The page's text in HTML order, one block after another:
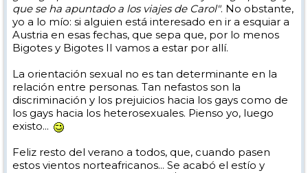
que se ha apuntado a los viajes de Carol". No obstante,
yo a lo mío: si alguien está interesado en ir a esquiar a
Austria en esas fechas, que sepa que, por lo menos
Bigotes y Bigotes II vamos a estar por allí.
La orientación sexual no es tan determinante en la
relación entre personas. Tan nefastos son la
discriminación y los prejuicios hacia los gays como de
los gays hacia los heterosexuales. Pienso yo, luego
existo...
Feliz resto del verano a todos, que, cuando pasen
estos vientos norteafricanos... Se acabó el estío y